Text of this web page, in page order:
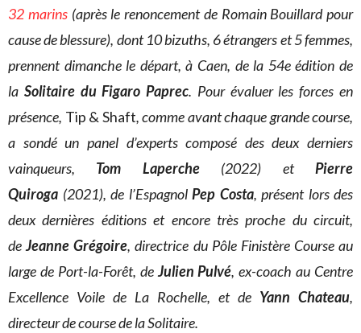
32 marins(après le renoncement de Romain Bouillard pour
cause de blessure), dont 10 bizuths, 6 étrangers et 5 femmes,
prennent dimanche le départ, à Caen, de la 54e édition de
la Solitaire du Figaro Paprec. Pour évaluer les forces en
présence, Tip & Shaft, comme avant chaque grande course,
a sondé un panel d’experts composé des deux derniers
vainqueurs, Tom Laperche(2022) etPierre
Quiroga (2021), de l’Espagnol Pep Costa, présent lors des
deux dernières éditions et encore très proche du circuit,
deJeanne Grégoire, directrice du Pôle Finistère Course au
large de Port-la-Forêt, de Julien Pulvé, ex-coach au Centre
Excellence Voile de La Rochelle, et de Yann Chateau,
directeur de course de la Solitaire.